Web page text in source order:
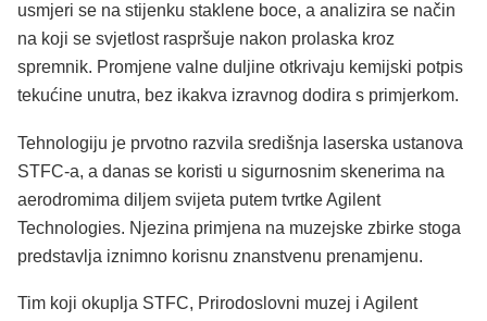
usmjeri se na stijenku staklene boce, a analizira se način
na koji se svjetlost raspršuje nakon prolaska kroz
spremnik. Promjene valne duljine otkrivaju kemijski potpis
tekućine unutra, bez ikakva izravnog dodira s primjerkom.
Tehnologiju je prvotno razvila središnja laserska ustanova
STFC-a, a danas se koristi u sigurnosnim skenerima na
aerodromima diljem svijeta putem tvrtke Agilent
Technologies. Njezina primjena na muzejske zbirke stoga
predstavlja iznimno korisnu znanstvenu prenamjenu.
Tim koji okuplja STFC, Prirodoslovni muzej i Agilent